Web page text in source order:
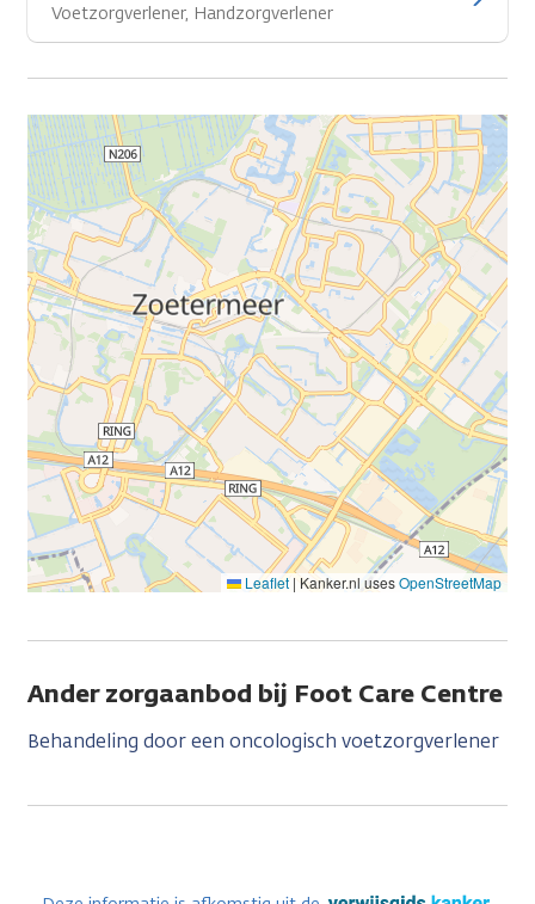
Voetzorgverlener, Handzorgverlener
Leaflet | Kanker.nl usesOpenStreetMap
Ander zorgaanbod bij Foot Care Centre
Behandeling door een oncologisch voetzorgverlener